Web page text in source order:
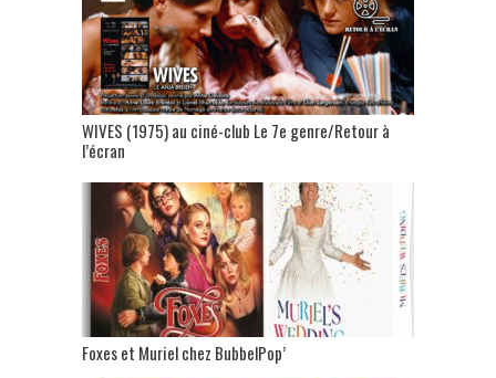
WIVES (1975) au ciné-club Le 7e genre/Retour à
l’écran
Foxes et Muriel chez BubbelPop’